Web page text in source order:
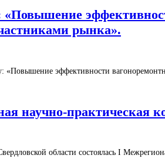
«Повышение
рынка».
«Повышение эффективности
научно-
области состоялась I